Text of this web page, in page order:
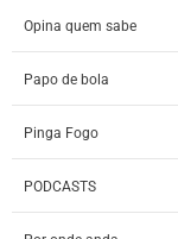
Opina quem sabe
Papo de bola
Pinga Fogo
PODCASTS